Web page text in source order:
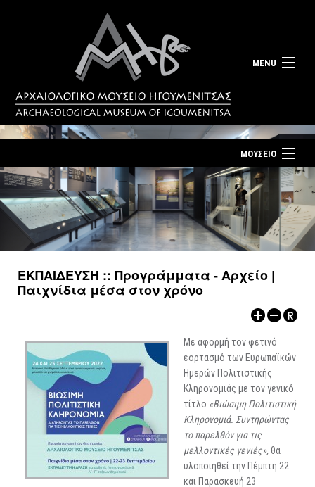
MENU
Αρχική σελίδα
Επίσκεψη
Επικοινωνία
Νέα
ΜΟΥΣΕΙΟ
ΤΟ ΜΟΥΣΕΙΟ
ΕΚΘΕΣΕΙΣ
ΕΚΔΗΛΩΣΕΙΣ
ΕΚΔΟΣΕΙΣ
ΕΚΠΑΙΔΕΥΣΗ :: Προγράμματα - Αρχείο |
Παιχνίδια μέσα στον χρόνο
Με αφορμή τον φετινό
εορτασμό των Ευρωπαϊκών
Ημερών Πολιτιστικής
Κληρονομιάς με τον γενικό
τίτλο «Βιώσιμη Πολιτιστική
Κληρονομιά. Συντηρώντας
το παρελθόν για τις
μελλοντικές γενιές»,θα
υλοποιηθεί την Πέμπτη 22
και Παρασκευή 23